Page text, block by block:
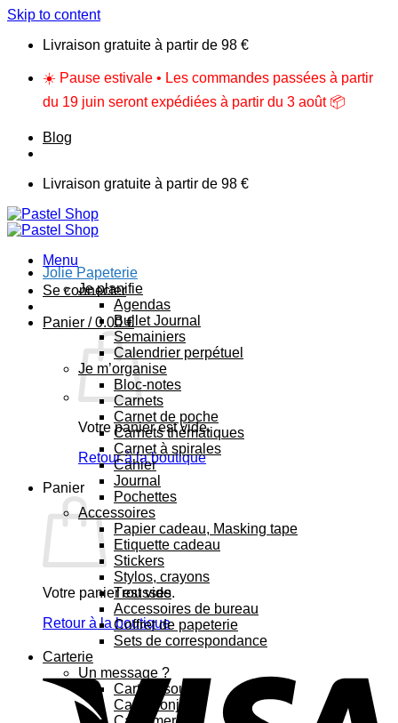
Skip to content
Livraison gratuite à partir de 98 €
☀️ Pause estivale • Les commandes passées à partir
du 19 juin seront expédiées à partir du 3 août 📦
Blog
Livraison gratuite à partir de 98 €
Menu
Se connecter
Panier /0.00€
Votre panier est vide.
Retour à la boutique
Panier
Votre panier est vide.
Retour à la boutique
Jolie Papeterie
Je planifie
Agendas
Bullet Journal
Semainiers
Calendrier perpétuel
Je m’organise
Bloc-notes
Carnets
Carnet de poche
Carnets thématiques
Carnet à spirales
Cahier
Journal
Pochettes
Accessoires
Papier cadeau, Masking tape
Etiquette cadeau
Stickers
Stylos, crayons
Trousses
Accessoires de bureau
Coffret de papeterie
Sets de correspondance
Carterie
Un message ?
Carte bisous
Carte bonjour